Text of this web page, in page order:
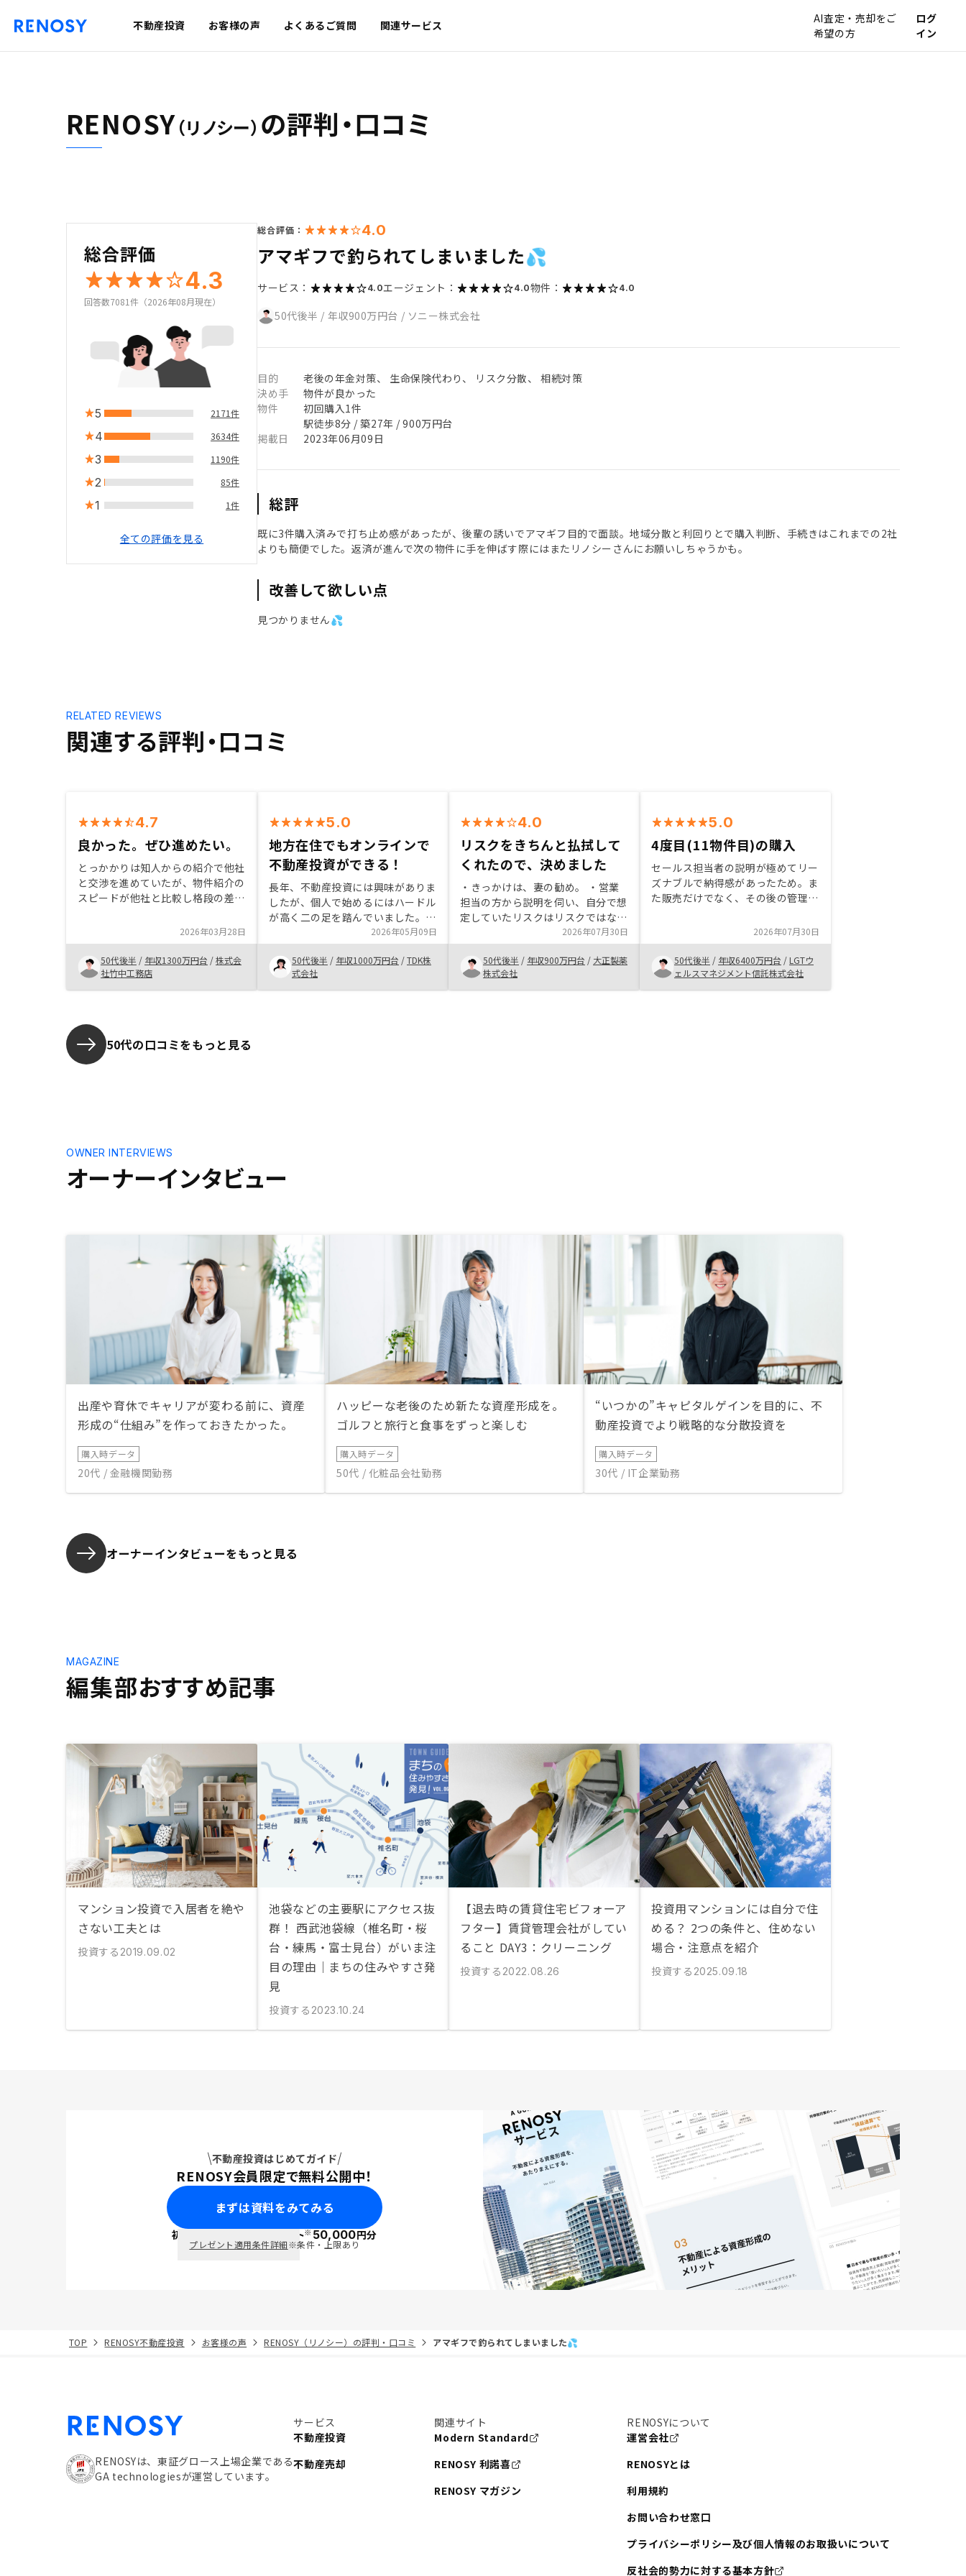
不動産投資 お客様の声 よくあるご質問 関連サービス
AI査定・売却をご
希望の方
ログ
イン
RENOSY（リノシー） の評判・口コミ
総合評価
4.3
回答数7081件（2026年08月現在）
5 2171件
4 3634件
3 1190件
2 85件
1 1件
全ての評価を見る
総合評価： 4.0
アマギフで釣られてしまいました💦
サービス： 4.0エージェント： 4.0物件： 4.0
50代後半 / 年収900万円台 / ソニー株式会社
目的
老後の年金対策、 生命保険代わり、 リスク分散、 相続対策
決め手
物件が良かった
物件
初回購入1件
駅徒歩8分 / 築27年 / 900万円台
掲載日
2023年06月09日
総評
既に3件購入済みで打ち止め感があったが、後輩の誘いでアマギフ目的で面談。地域分散と利回りとで購入判断、手続きはこれまでの2社
よりも簡便でした。返済が進んで次の物件に手を伸ばす際にはまたリノシーさんにお願いしちゃうかも。
改善して欲しい点
見つかりません💦
関連する評判・口コミ
RELATED REVIEWS
4.7
良かった。ぜひ進めたい。
とっかかりは知人からの紹介で他社
と交渉を進めていたが、物件紹介の
スピードが他社と比較し格段の差が
良くはなかったが、 その先入観が
説明を聞いていると変わった。 目
的に応じた投資が可能であること。
今の経済動向からのアドバイスや現
在の家賃と周辺相場との比較や対比
2026年03月28日
50代後半 / 年収1300万円台 /株式会
社竹中工務店
5.0
地方在住でもオンラインで
不動産投資ができる！
長年、不動産投資には興味がありま
したが、個人で始めるにはハードル
が高く二の足を踏んでいました。そ
んな折、実際に投資をしている知人
から紹介を受け、面談で詳しい説明
を聞き納得できたことが大きな一歩
となりました。 私は秋田に住んで
いますが、RENOSYはオンラインや
2026年05月09日
50代後半 / 年収1000万円台 /TDK株
式会社
4.0
リスクをきちんと払拭して
くれたので、決めました
・きっかけは、妻の勧め。 ・営業
担当の方から説明を伺い、自分で想
定していたリスクはリスクではない
ことがわかり、また、年齢的に今が
始める最後のチャンスと思いまし
た。 ・子育てが一段落するので、
自分達夫婦の今後を考え、購入を決
めました。 ・他ではなくRENOSY
2026年07月30日
50代後半 / 年収900万円台 / 大正製薬
株式会社
5.0
4度目(11物件目)の購入
セールス担当者の説明が極めてリー
ズナブルで納得感があったため。ま
た販売だけでなく、その後の管理や
を頂ける点にも魅力を感じた。同時
にアプリを始め、ITを活用した全て
のクライアントエクスペリエンスが
従来の不動産会社のイメージと全く
違った洗練されたものであった事も
2026年07月30日
50代後半 / 年収6400万円台 /LGTウ
ェルスマネジメント信託株式会社
50代の口コミをもっと見る
オーナーインタビュー
OWNER INTERVIEWS
出産や育休でキャリアが変わる前に、資産
形成の“仕組み”を作っておきたかった。
購入時データ
20代 / 金融機関勤務
ハッピーな老後のため新たな資産形成を。
ゴルフと旅行と食事をずっと楽しむ
購入時データ
50代 / 化粧品会社勤務
“いつかの”キャピタルゲインを目的に、不
動産投資でより戦略的な分散投資を
購入時データ
30代 / IT企業勤務
オーナーインタビューをもっと見る
編集部おすすめ記事
MAGAZINE
マンション投資で入居者を絶や
さない工夫とは
投資する 2019.09.02
池袋などの主要駅にアクセス抜
群！ 西武池袋線（椎名町・桜
台・練馬・富士見台）がいま注
目の理由｜まちの住みやすさ発
見
投資する 2023.10.24
【退去時の賃貸住宅ビフォーア
フター】賃貸管理会社がしてい
ること DAY3：クリーニング
投資する 2022.08.26
投資用マンションには自分で住
める？ 2つの条件と、住めない
場合・注意点を紹介
投資する 2025.09.18
不動産投資はじめてガイド
RENOSY会員限定で無料公開中！
まずは資料をみてみる
初回面談で ポイント※50,000円分
プレゼント適用条件詳細※条件・上限あり
TOP RENOSY不動産投資 お客様の声 RENOSY（リノシー）の評判・口コミ アマギフで釣られてしまいました💦
RENOSYは、東証グロース上場企業である
GA technologiesが運営しています。
サービス
不動産投資
不動産売却
関連サイト
Modern Standard
RENOSY 利諾喜
RENOSY マガジン
RENOSYについて
運営会社
RENOSYとは
利用規約
お問い合わせ窓口
プライバシーポリシー及び個人情報のお取扱いについて
反社会的勢力に対する基本方針